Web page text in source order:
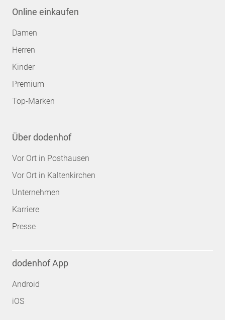
Online einkaufen
Damen
Herren
Kinder
Premium
Top-Marken
Über dodenhof
Vor Ort in Posthausen
Vor Ort in Kaltenkirchen
Unternehmen
Karriere
Presse
dodenhof App
Android
iOS